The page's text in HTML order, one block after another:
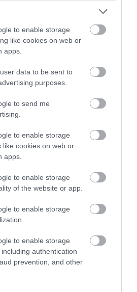
to enable storage
like cookies on web or
apps.
data to be sent to
purposes.
to send me
to enable storage
like cookies on web or
apps.
to enable storage
of the website or app.
to enable storage
to enable storage
authentication
prevention, and other
του πετρελαίου: Στα 85
το Brent